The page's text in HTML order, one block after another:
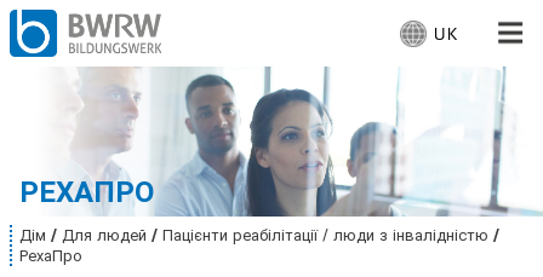
В
и
б
е
р
і
т
ь
UK
РЕХАПРО
Для людей
Для компаній
Від нас
В
и
Дім Для людей
Пацієнти реабілітації / люди з інвалідністю
РехаПро